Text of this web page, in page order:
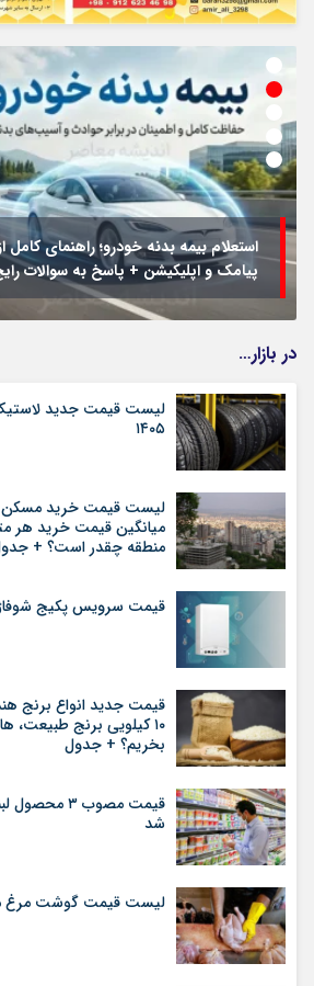
استعلام بیمه بدنه خودرو؛ راهنمای کامل
پیامک و اپلیکیشن + پاسخ به سوالات
در بازار…
لیست قیمت جدید
۱۴۰۵
میانگین قیمت خرید هر
منطقه چقدر است؟ +
قیمت سرویس پکیج شوفاژ
۱۰ کیلویی برنج طبیعت،
بخریم؟ + جدول
قیمت مصوب ۳
شد
لیست قیمت گوشت مرغ